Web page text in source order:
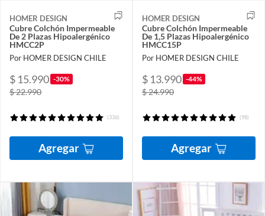
HOMER DESIGN
Cubre Colchón Impermeable
De 2 Plazas Hipoalergénico
HMCC2P
Por HOMER DESIGN CHILE
$ 15.990 -30%
$ 22.990
(336)
Agregar
HOMER DESIGN
Cubre Colchón Impermeable
De 1,5 Plazas Hipoalergénico
HMCC15P
Por HOMER DESIGN CHILE
$ 13.990 -44%
$ 24.990
(98)
Agregar